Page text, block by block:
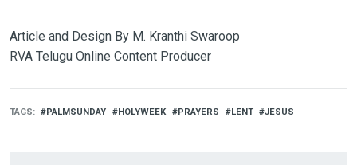
Article and Design By M. Kranthi Swaroop
RVA Telugu Online Content Producer
TAGS PALMSUNDAY HOLYWEEK PRAYERS LENT JESUS